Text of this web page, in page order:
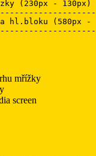
(230px - 130px)
hl.bloku (580px -
mřížky
screen